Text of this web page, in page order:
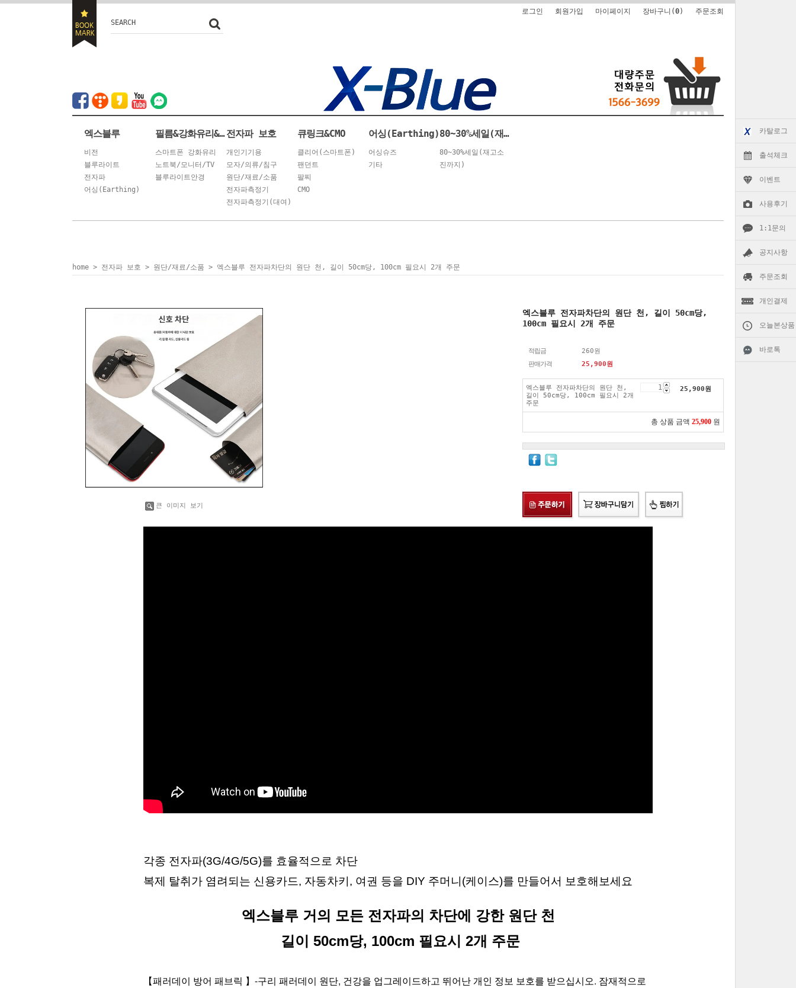
카탈로그
출석체크
이벤트
사용후기
1:1문의
공지사항
주문조회
개인결제
오늘본상품
바로톡
SEARCH
로그인 회원가입 마이페이지 장바구니(0) 주문조회
엑스블루
비전
블루라이트
전자파
어싱(Earthing)
필름&강화유리&안경
스마트폰 강화유리
노트북/모니터/TV
블루라이트안경
전자파 보호
개인기기용
모자/의류/침구
원단/재료/소품
전자파측정기
전자파측정기(대여)
큐링크&CMO
클리어(스마트폰)
팬던트
팔찌
CMO
어싱(Earthing)
어싱슈즈
기타
80~30%세일(재고소진까지)
80~30%세일(재고소
진까지)
home > 전자파 보호 > 원단/재료/소품 > 엑스블루 전자파차단의 원단 천, 길이 50cm당, 100cm 필요시 2개 주문
큰 이미지 보기
엑스블루 전자파차단의 원단 천, 길이 50cm당,
100cm 필요시 2개 주문
적립금
260원
판매가격
25,900원
엑스블루 전자파차단의 원단 천,
길이 50cm당, 100cm 필요시 2개
주문
25,900원
총 상품 금액 25,900 원
각종 전자파(3G/4G/5G)를 효율적으로 차단
복제 탈취가 염려되는 신용카드, 자동차키, 여권 등을 DIY 주머니(케이스)를 만들어서 보호해보세요
엑스블루 거의 모든 전자파의 차단에 강한 원단 천
길이 50cm당, 100cm 필요시 2개 주문
【패러데이 방어 패브릭 】-구리 패러데이 원단, 건강을 업그레이드하고 뛰어난 개인 정보 보호를 받으십시오. 잠재적으로